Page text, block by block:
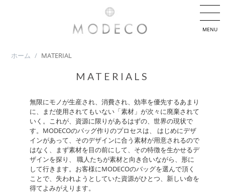
ホーム / MATERIAL
MATERIALS
無限にモノが生産され、消費され、効率を優先するあまり
に、まだ使用されてもいない「素材」が次々に廃棄されて
いく。これが、資源に限りがあるはずの、世界の現状で
す。MODECOのバッグ作りのプロセスは、 はじめにデザ
インがあって、そのデザインに合う素材が用意されるので
はなく、まず素材を目の前にして、その特徴を生かせるデ
ザインを探り、 職人たちが素材と向き合いながら、形に
して行きます。お客様にMODECOのバッグを選んで頂く
ことで、失われようとしていた資源がひとつ、新しい命を
得てよみがえります。
MENU